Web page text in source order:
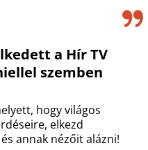
a Hír TV
szemben
hogy világos
elkezd
annak nézőit alázni!